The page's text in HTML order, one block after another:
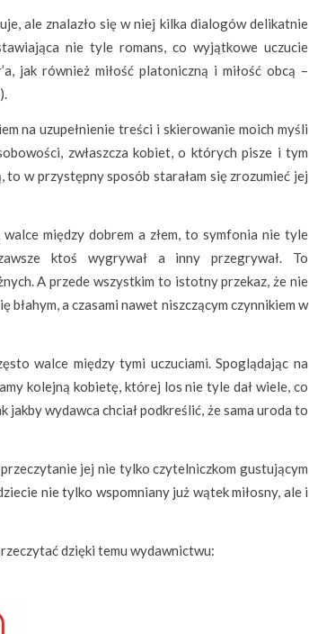
ale znalazło się w niej kilka dialogów delikatnie
nie tyle romans, co wyjątkowe uczucie
jak również miłość platoniczną i miłość obcą –
na uzupełnienie treści i skierowanie moich myśli
zwłaszcza kobiet, o których pisze i tym
to w przystępny sposób starałam się zrozumieć jej
między dobrem a złem, to symfonia nie tyle
ktoś wygrywał a inny przegrywał. To
A przede wszystkim to istotny przekaz, że nie
błahym, a czasami nawet niszczącym czynnikiem w
walce między tymi uczuciami. Spoglądając na
kolejną kobietę, której los nie tyle dał wiele, co
jakby wydawca chciał podkreślić, że sama uroda to
jej nie tylko czytelniczkom gustującym
nie tylko wspomniany już wątek miłosny, ale i
dzięki temu wydawnictwu: